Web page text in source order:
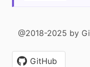
@2018-2025 by
GitHub